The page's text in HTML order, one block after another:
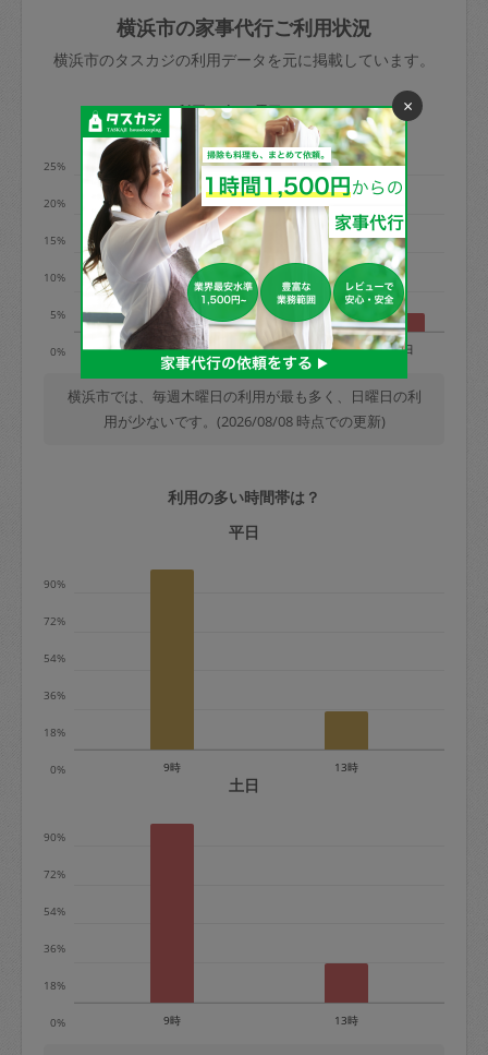
依頼者不在による当日キャンセル＝依頼
金額の100%＋交通費全額
※例：依頼日時／土曜日午前9時開始の場
合、水曜日午前9時以降はキャンセル料が
水曜日9時〜金曜日9時まで＝依頼料金の
50%
金曜日9時～土曜日8時まで＝依頼金額の
100%
土曜日8時〜実施時間＝依頼金額の100%
＋交通費全額
依頼者不在による当日キャンセル＝依頼
金額の100%＋交通費全額
定期契約をキャンセルする場合、毎週定
期は月2回まで隔週定期は月1回までキャ
※キャンセル料金の設定について：
きた場合は損害保険の対象外となるので
ご注意ください。
玉、など
あわせてこちらも参照ください：初めて
利用します。注意しなくてはいけない点
はありますか？
横浜市の家事代行ご利用状況
横浜市のタスカジの利用データを元に掲載しています。
利用の多い曜日は？
0%
5%
10%
15%
20%
25%
月 火 水 木 金 土 日
横浜市では、毎週木曜日の利用が最も多く、日曜日の利
用が少ないです。(2026/08/08 時点での更新)
利用の多い時間帯は？
平日
0%
18%
36%
54%
72%
90%
9時 13時
土日
0%
18%
36%
54%
72%
90%
9時 13時
×